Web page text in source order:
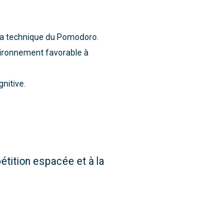
technique du Pomodoro.
favorable à
espacée et à la